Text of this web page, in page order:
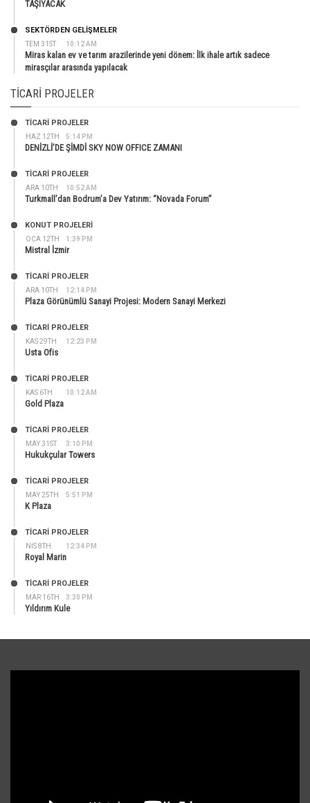
TAŞIYACAK
TEM 31ST 10:12 AM
SEKTÖRDEN GELIŞMELER
Miras kalan ev ve tarım arazilerinde yeni dönem: İlk ihale artık sadece
mirasçılar arasında yapılacak
TICARI PROJELER
HAZ 12TH 5:14 PM
TİCARİ PROJELER
DENİZLİ’DE ŞİMDİ SKY NOW OFFICE ZAMANI
ARA 10TH 10:52 AM
TİCARİ PROJELER
Turkmall’dan Bodrum’a Dev Yatırım: “Novada Forum”
OCA 12TH 1:39 PM
KONUT PROJELERI
Mistral İzmir
ARA 10TH 12:14 PM
TİCARİ PROJELER
Plaza Görünümlü Sanayi Projesi: Modern Sanayi Merkezi
KAS 29TH 12:23 PM
TİCARİ PROJELER
Usta Ofis
KAS 6TH 10:12 AM
TİCARİ PROJELER
Gold Plaza
MAY 31ST 3:10 PM
TİCARİ PROJELER
Hukukçular Towers
MAY 25TH 5:51 PM
TİCARİ PROJELER
K Plaza
NIS 8TH 12:34 PM
TİCARİ PROJELER
Royal Marin
MAR 16TH 3:30 PM
TİCARİ PROJELER
Yıldırım Kule